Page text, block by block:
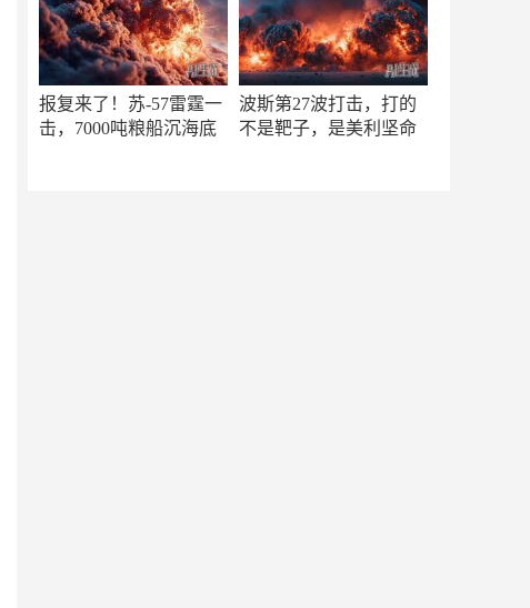
报复来了！苏-57雷霆一
击，7000吨粮船沉海底
波斯第27波打击，打的
不是靶子，是美利坚命